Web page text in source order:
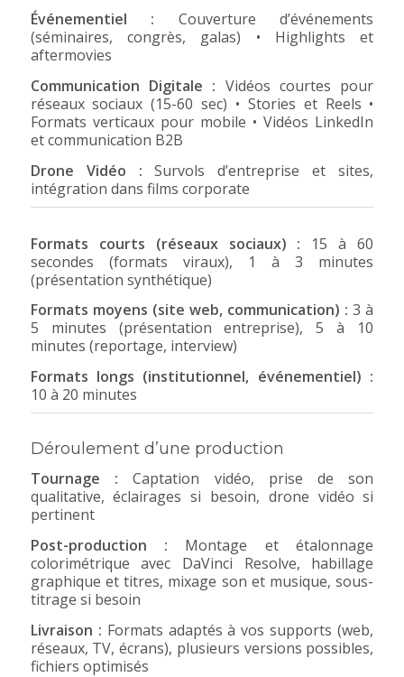
Événementiel : Couverture d’événements
(séminaires, congrès, galas) • Highlights et
aftermovies
Communication Digitale : Vidéos courtes pour
réseaux sociaux (15-60 sec) • Stories et Reels •
Formats verticaux pour mobile • Vidéos LinkedIn
et communication B2B
Drone Vidéo : Survols d’entreprise et sites,
intégration dans films corporate
Formats courts (réseaux sociaux) : 15 à 60
secondes (formats viraux), 1 à 3 minutes
(présentation synthétique)
Formats moyens (site web, communication) : 3 à
5 minutes (présentation entreprise), 5 à 10
minutes (reportage, interview)
Formats longs (institutionnel, événementiel) :
10 à 20 minutes
Déroulement d’une production
Tournage : Captation vidéo, prise de son
qualitative, éclairages si besoin, drone vidéo si
pertinent
Post-production : Montage et étalonnage
colorimétrique avec DaVinci Resolve, habillage
graphique et titres, mixage son et musique, sous-
titrage si besoin
Livraison : Formats adaptés à vos supports (web,
réseaux, TV, écrans), plusieurs versions possibles,
fichiers optimisés